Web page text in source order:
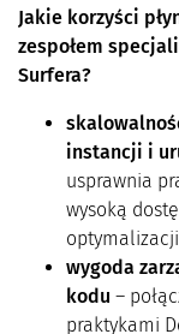
Jakie korzyści
zespołem
Surfera?
instancji i
usprawnia
wysoką
wygoda
kodu –
praktykami